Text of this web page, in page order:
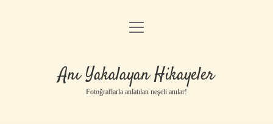
Anasayfa
Yasal Uyarı
menüyü
Anı Yakalayan Hikayeler
Fotoğraflarla anlatılan neşeli anılar!